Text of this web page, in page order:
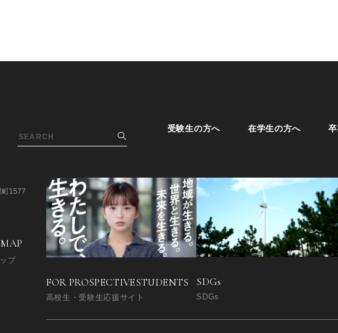
受験生の方へ 在学生の方へ
FOR PROSPECTIVESTUDENTS
高校生・受験生応援サイト
SDGs
SDGs
町1577
プ